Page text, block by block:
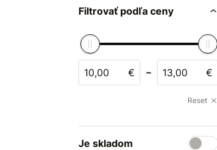
Filtrovať podľa ceny
€ - €
Reset
Je skladom